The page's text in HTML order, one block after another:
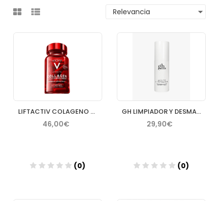
LIFTACTIV COLAGENO SUPPLEMENT 60 CAPSULAS
46,00€
(0)
GH LIMPIADOR Y DESMAQUILLANTE NATURAL ACEITE 150 ML
29,90€
(0)